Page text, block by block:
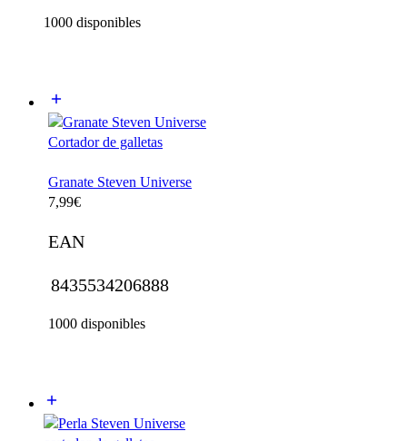
1000 disponibles
Granate Steven Universe
7,99€
EAN
8435534206888
1000 disponibles